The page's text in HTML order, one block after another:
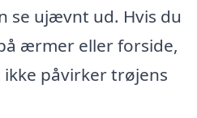
se ujævnt ud. Hvis du
ærmer eller forside,
påvirker trøjens